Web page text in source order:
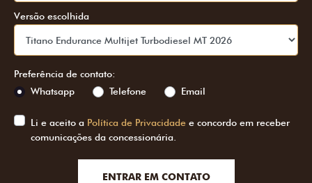
Versão escolhida
Preferência de contato:
Whatsapp
Telefone Email
Li e aceito a Política de Privacidade e concordo em receber
comunicações da concessionária.
ENTRAR EM CONTATO